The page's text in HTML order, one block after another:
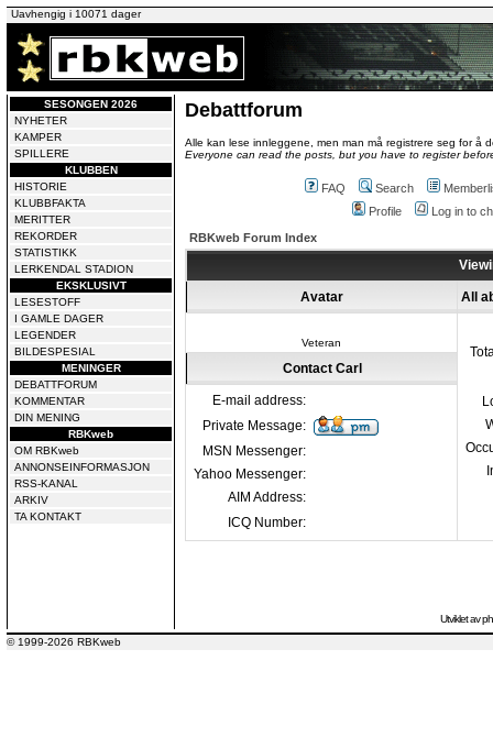
Uavhengig i 10071 dager
SESONGEN 2026
NYHETER
KAMPER
SPILLERE
KLUBBEN
HISTORIE
KLUBBFAKTA
MERITTER
REKORDER
STATISTIKK
LERKENDAL STADION
EKSKLUSIVT
LESESTOFF
I GAMLE DAGER
LEGENDER
BILDESPESIAL
MENINGER
DEBATTFORUM
KOMMENTAR
DIN MENING
RBKweb
OM RBKweb
ANNONSEINFORMASJON
RSS-KANAL
ARKIV
TA KONTAKT
Debattforum
Alle kan lese innleggene, men man må registrere seg for å
Everyone can read the posts, but you have to register
FAQ Search
Profile
Log in to
RBKweb Forum Index
Avatar All
Veteran
Contact Carl
E-mail address:
Private Message:
MSN Messenger:
Yahoo Messenger:
AIM Address:
ICQ Number:
Utviklet av
© 1999-2026 RBKweb